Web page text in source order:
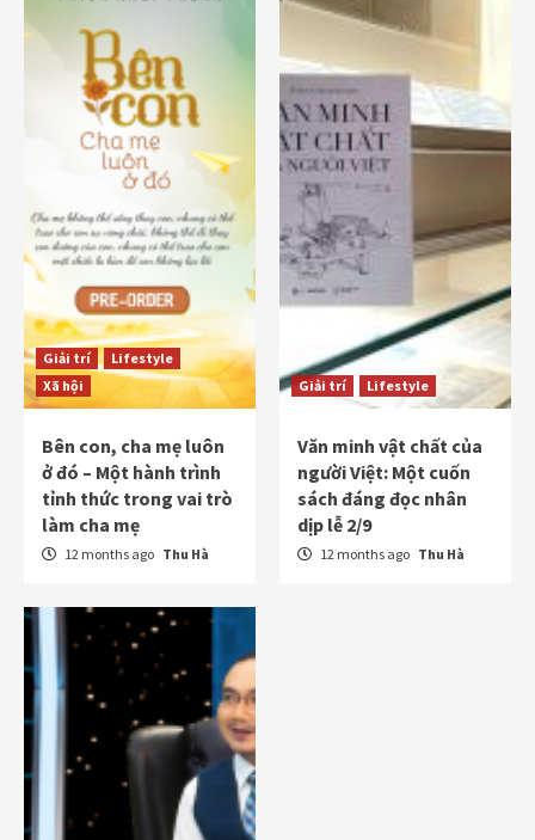
Giải trí
Lifestyle
Xã hội
Bên con, cha mẹ luôn
ở đó – Một hành trình
tỉnh thức trong vai trò
làm cha mẹ
12 months ago Thu Hà
Giải trí Lifestyle
Văn minh vật chất của
người Việt: Một cuốn
sách đáng đọc nhân
dịp lễ 2/9
12 months ago Thu Hà